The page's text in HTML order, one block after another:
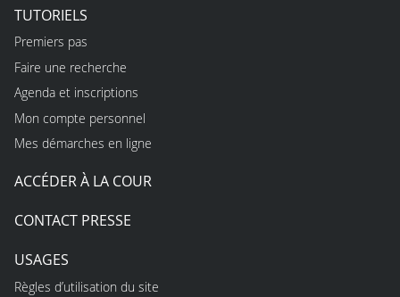
TUTORIELS
Premiers pas
Faire une recherche
Agenda et inscriptions
Mon compte personnel
Mes démarches en ligne
ACCÉDER À LA COUR
CONTACT PRESSE
USAGES
Règles d’utilisation du site